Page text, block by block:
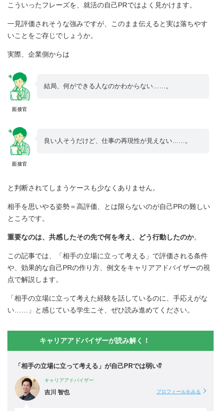
こういったフレーズを、就活の自己PRではよく見かけます。
一見評価されそうな強みですが、このまま伝えると実は落ちやす
いことをご存じでしょうか。
実際、企業側からは
面接官
結局、何ができる人なのかわからない……。
面接官
良い人そうだけど、仕事の再現性が見えない……。
と判断されてしまうケースも少なくありません。
相手を思いやる姿勢＝高評価、とは限らないのが自己PRの難しい
ところです。
重要なのは、共感したその先で何を考え、どう行動したのか。
この記事では、「相手の立場に立って考える」で評価される条件
や、効果的な自己PRの作り方、例文をキャリアアドバイザーの視
点で解説します。
「相手の立場に立って考えた経験を話しているのに、手応えがな
い……」と感じている学生こそ、ぜひ読み進めてください。
キャリアアドバイザーが読み解く！
「相手の立場に立って考える」が自己PRでは弱い⁉
キャリアアドバイザー
吉川 智也 プロフィールをみる